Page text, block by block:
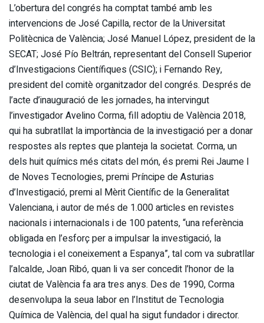
L’obertura del congrés ha comptat també amb les
intervencions de José Capilla, rector de la Universitat
Politècnica de València; José Manuel López, president de la
SECAT; José Pío Beltrán, representant del Consell Superior
d’Investigacions Científiques (CSIC); i Fernando Rey,
president del comitè organitzador del congrés. Després de
l’acte d’inauguració de les jornades, ha intervingut
l’investigador Avelino Corma, fill adoptiu de València 2018,
qui ha subratllat la importància de la investigació per a donar
respostes als reptes que planteja la societat. Corma, un
dels huit químics més citats del món, és premi Rei Jaume I
de Noves Tecnologies, premi Príncipe de Asturias
d’Investigació, premi al Mèrit Científic de la Generalitat
Valenciana, i autor de més de 1.000 articles en revistes
nacionals i internacionals i de 100 patents, “una referència
obligada en l’esforç per a impulsar la investigació, la
tecnologia i el coneixement a Espanya”, tal com va subratllar
l’alcalde, Joan Ribó, quan li va ser concedit l’honor de la
ciutat de València fa ara tres anys. Des de 1990, Corma
desenvolupa la seua labor en l’Institut de Tecnologia
Química de València, del qual ha sigut fundador i director.